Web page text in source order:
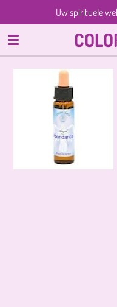
direct
naar
de
hoofdinhoud
Uw spirituele